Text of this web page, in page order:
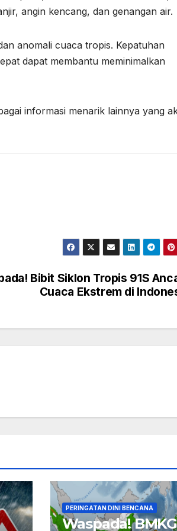
angin kencang, dan genangan air.
anomali cuaca tropis. Kepatuhan
dapat membantu meminimalkan
informasi menarik lainnya yang
Bibit Siklon Tropis 91S
Cuaca Ekstrem di
PERINGATAN DINI BENCANA
Waspada! BMKG